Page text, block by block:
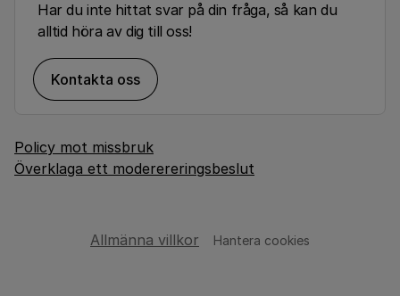
Har du inte hittat svar på din fråga, så kan du
alltid höra av dig till oss!
Kontakta oss
Policy mot missbruk
Överklaga ett moderereringsbeslut
Allmänna villkor Hantera cookies